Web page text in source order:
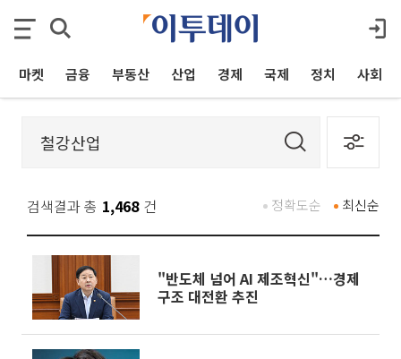
마켓 금융 부동산 산업 경제 국제 정치 사회
검색결과 총 1,468 건 최신순
정확도순
"반도체 넘어 AI 제조혁신"…경제
구조 대전환 추진